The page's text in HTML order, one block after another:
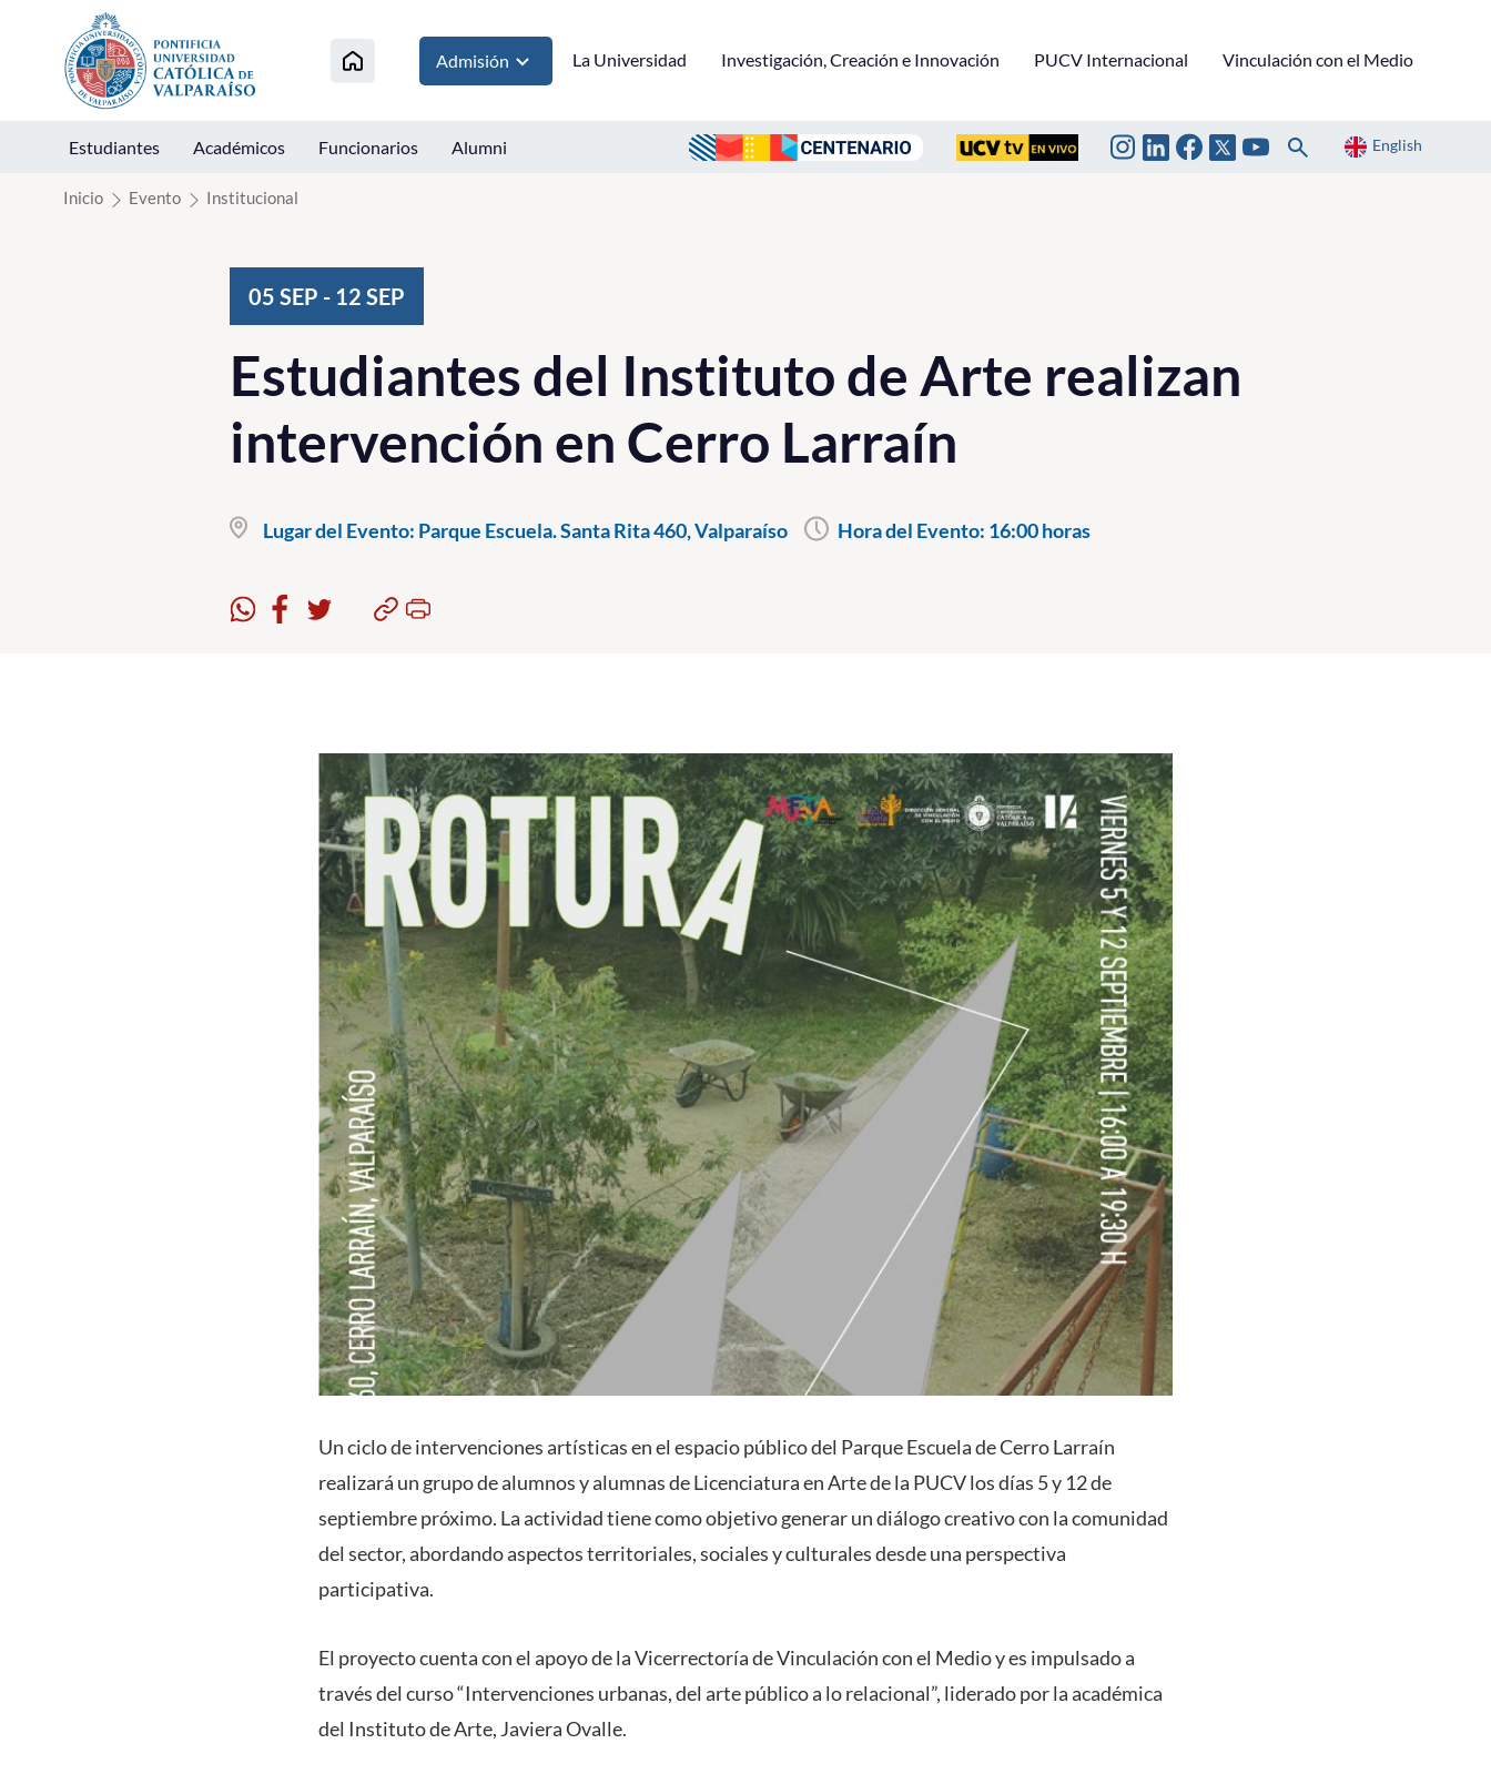
Click acá para ir directamente al contenido
Admisión La Universidad Investigación, Creación e Innovación PUCV Internacional Vinculación con el Medio
Estudiantes Académicos Funcionarios Alumni English
Inicio Evento Institucional
05 SEP - 12 SEP
Estudiantes del Instituto de Arte realizan
intervención en Cerro Larraín
Lugar del Evento: Parque Escuela. Santa Rita 460, Valparaíso Hora del Evento: 16:00 horas
Un ciclo de intervenciones artísticas en el espacio público del Parque Escuela de Cerro Larraín
realizará un grupo de alumnos y alumnas de Licenciatura en Arte de la PUCV los días 5 y 12 de
septiembre próximo. La actividad tiene como objetivo generar un diálogo creativo con la comunidad
del sector, abordando aspectos territoriales, sociales y culturales desde una perspectiva
participativa.
El proyecto cuenta con el apoyo de la Vicerrectoría de Vinculación con el Medio y es impulsado a
través del curso “Intervenciones urbanas, del arte público a lo relacional”, liderado por la académica
del Instituto de Arte, Javiera Ovalle.